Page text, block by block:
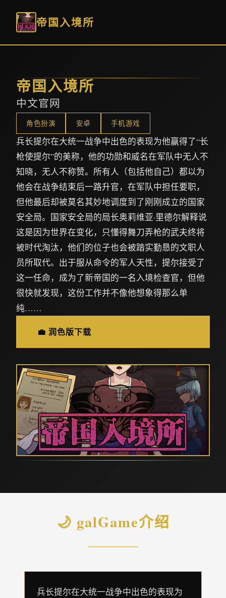
帝国入境所
帝国入境所
中文官网
角色扮演 安卓 手机游戏
兵长提尔在大统一战争中出色的表现为他赢得了“长
枪使提尔”的美称，他的功勋和威名在军队中无人不
知晓，无人不称赞。所有人（包括他自己）都以为
他会在战争结束后一路升官，在军队中担任要职，
但他最后却被莫名其妙地调度到了刚刚成立的国家
安全局。国家安全局的局长奥莉维亚·里德尔解释说
这是因为世界在变化，只懂得舞刀弄枪的武夫终将
被时代淘汰，他们的位子也会被踏实勤恳的文职人
员所取代。出于服从命令的军人天性，提尔接受了
这一任命，成为了新帝国的一名入境检查官，但他
很快就发现，这份工作并不像他想象得那么单
纯……
💼 润色版下载
🌙 galGame介绍
兵长提尔在大统一战争中出色的表现为